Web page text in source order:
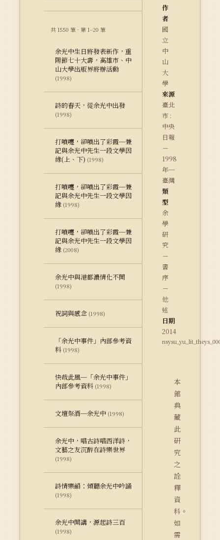
共 1550 筆 · 第 1–20 筆
余光中生日將發表新作，重
陽節七十大壽，高雄市、中
山大學出版界將辦活動
(1998)
詩的春天，從余光中出發
(1998)
打噴嚏，卻噴出了彩霞─兼
記與余光中先生一段文學因
緣(上、下) (1998)
打噴嚏，卻噴出了彩霞─兼
記與余光中先生一段文學因
緣 (1998)
打噴嚏，卻噴出了彩霞─兼
記與余光中先生一段文學因
緣 (2008)
余光中與港都濃情化不開
(1998)
祝詞與感念 (1998)
「余光中事件」內部參考資
料 (1998)
快哉此風─「余光中事件」
內部參考資料 (1998)
文壇祭酒─余光中 (1998)
余光中，唱古詩唱西洋詩，
文藝之友沉醉在詩樂世界
(1998)
詩情樂韻：傾聽余光中吟誦
(1998)
余光中開講，源起詩三百
(1998)
作
者
國
立
中
山
大
學
來源
臺北
市 :
中央
日報
－
1998
年─
臺灣
類
型
余
學
研
究
－
書
序
－
他
述
日期
2014
本
館
典
藏
此
研
究
之
詮
釋
資
料。
如
需